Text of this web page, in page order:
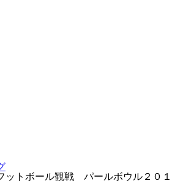
ットボール観戦 パールボウル２０１